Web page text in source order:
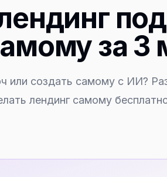
за 3
или создать самому с ИИ?
лендинг самому